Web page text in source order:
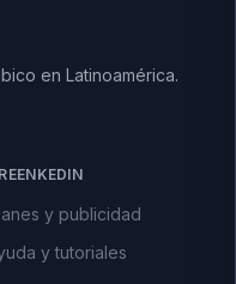
en Latinoamérica.
y publicidad
y tutoriales